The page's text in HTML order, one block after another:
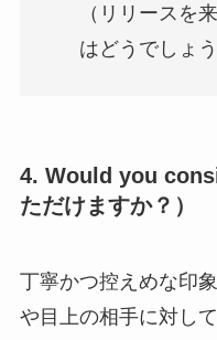
（リリースを
はどうでしょう
4. Would you
ただけますか？）
丁寧かつ控えめな印
や目上の相手に対し